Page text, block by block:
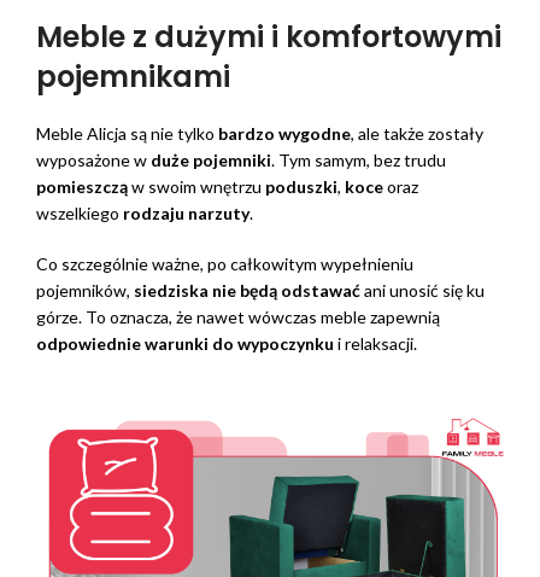
Meble z dużymi i komfortowymi
pojemnikami
Meble Alicja są nie tylko bardzo wygodne, ale także zostały
wyposażone w duże pojemniki. Tym samym, bez trudu
pomieszcząw swoim wnętrzu poduszki, koceoraz
wszelkiego rodzaju narzuty.
Co szczególnie ważne, po całkowitym wypełnieniu
pojemników, siedziska nie będą odstawaćani unosić się ku
górze. To oznacza, że nawet wówczas meble zapewnią
odpowiednie warunki do wypoczynku i relaksacji.